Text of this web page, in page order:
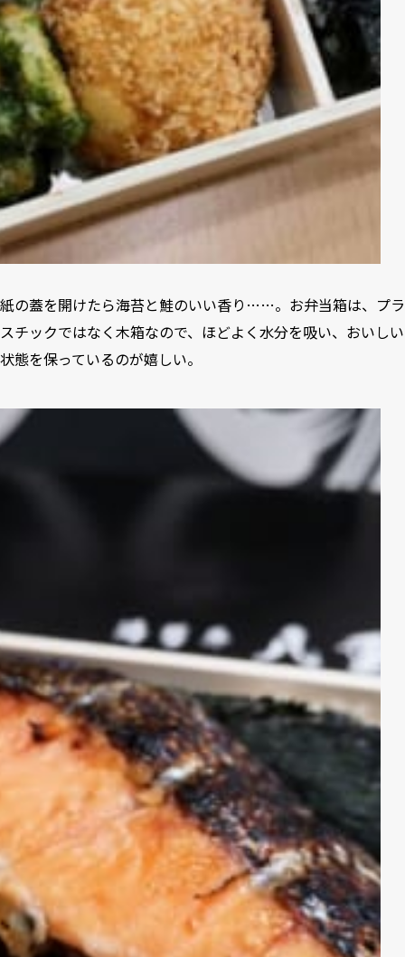
紙の蓋を開けたら海苔と鮭のいい香り……。お弁当箱は、プラ
スチックではなく木箱なので、ほどよく水分を吸い、おいしい
状態を保っているのが嬉しい。